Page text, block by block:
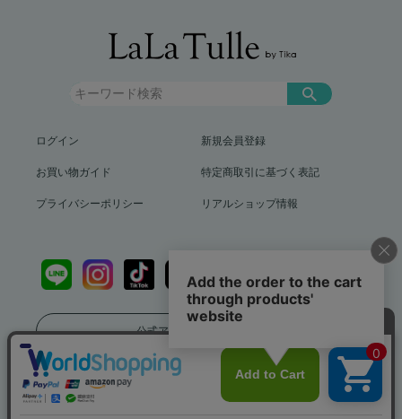
ログイン 新規会員登録
お買い物ガイド 特定商取引に基づく表記
プライバシーポリシー リアルショップ情報
公式アプリをダウンロード
送料799円（沖縄、離島を除く）12,000円以上で送料無料